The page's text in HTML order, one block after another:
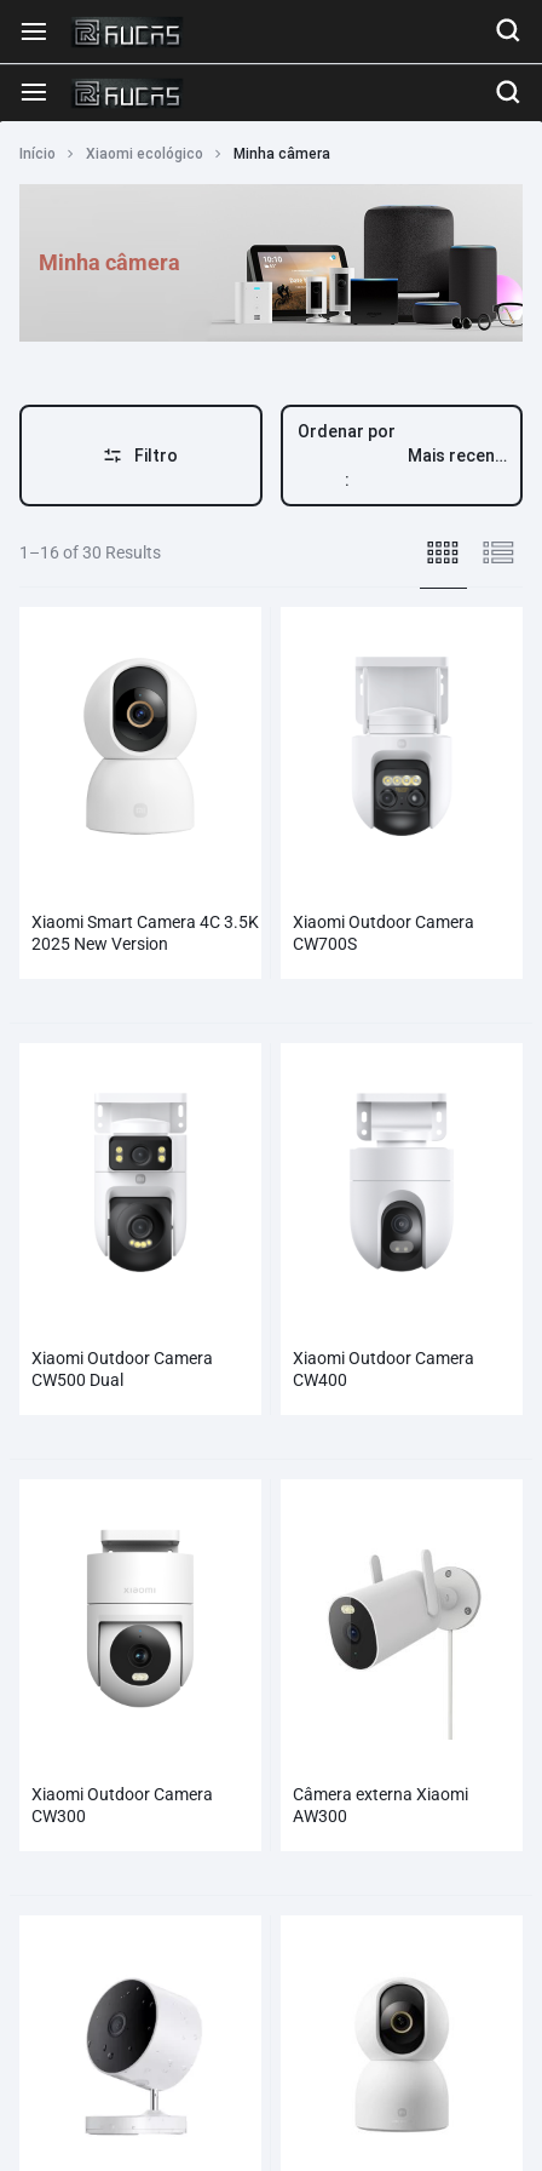
Início Xiaomi ecológico Minha câmera
Minha câmera
Filtro
Ordenar por
:
Mais recente
1–16 of 30 Results
Xiaomi Smart Camera 4C 3.5K
2025 New Version
Xiaomi Outdoor Camera
CW700S
Xiaomi Outdoor Camera
CW500 Dual
Xiaomi Outdoor Camera
CW400
Xiaomi Outdoor Camera
CW300
Câmera externa Xiaomi
AW300